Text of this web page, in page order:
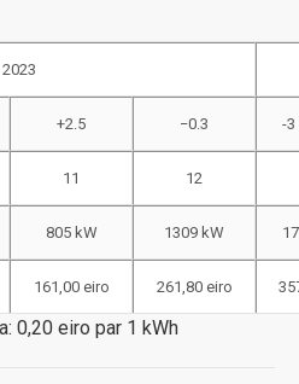
2023
+2.5 −0.3 -3
11 12
805 kW 1309 kW
161,00 eiro 261,80 eiro
0,20 eiro par 1 kWh